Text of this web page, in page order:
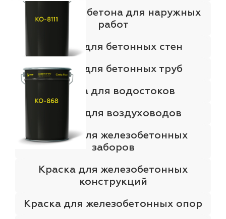
Краска для бетона для наружных
работ
Краска для бетонных стен
Краска для бетонных труб
Краска для водостоков
Краска для воздуховодов
Краска для железобетонных
заборов
Краска для железобетонных
конструкций
Краска для железобетонных опор